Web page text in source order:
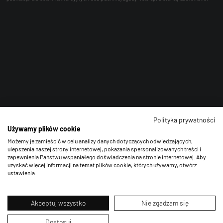
Polityka prywatności
Używamy plików cookie
Możemy je zamieścić w celu analizy danych dotyczących odwiedzających,
ulepszenia naszej strony internetowej, pokazania spersonalizowanych treści i
zapewnienia Państwu wspaniałego doświadczenia na stronie internetowej. Aby
uzyskać więcej informacji na temat plików cookie, których używamy, otwórz
ustawienia.
Akceptuj wszystko Nie zgadzam się